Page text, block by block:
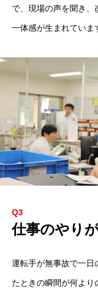
で、現場の声を聞き
一体感が生まれていま
Q3
仕事のやり
運転手が無事故で一日
たときの瞬間が何よ